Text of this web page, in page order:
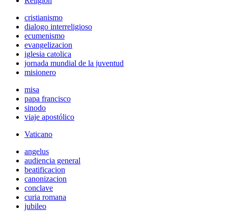
cristianismo
dialogo interreligioso
ecumenismo
evangelizacion
iglesia catolica
jornada mundial de la juventud
misionero
misa
papa francisco
sinodo
viaje apostólico
Vaticano
angelus
audiencia general
beatificacion
canonizacion
conclave
curia romana
jubileo